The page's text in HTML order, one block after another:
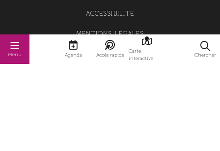
Menu Agenda Accès rapide
Carte
interactive
Chercher
ACCESSIBILITÉ
MENTIONS LÉGALES
POLITIQUE DE CONFIDENTIALITÉ